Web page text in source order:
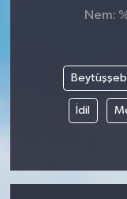
Nem:
İdil